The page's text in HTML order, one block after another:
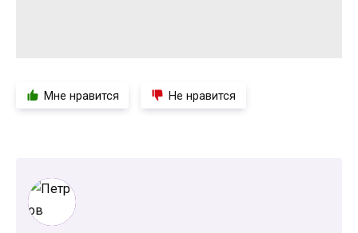
Мне нравится Не нравится